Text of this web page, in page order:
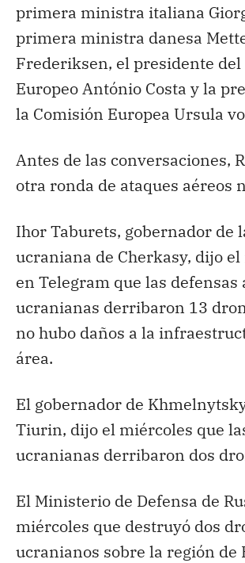
primera ministra italiana
primera ministra danesa
Frederiksen, el presidente del
Europeo António Costa y la
la Comisión Europea Ursula
Antes de las conversaciones,
otra ronda de ataques aéreos
Ihor Taburets, gobernador de
ucraniana de Cherkasy, dijo
en Telegram que las defensas
ucranianas derribaron 13
no hubo daños a la
área.
El gobernador de
Tiurin, dijo el miércoles que
ucranianas derribaron dos
El Ministerio de Defensa de
miércoles que destruyó dos
ucranianos sobre la región de